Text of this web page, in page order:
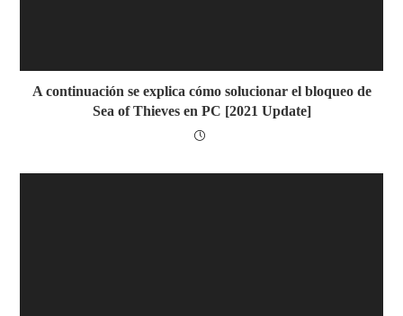
A continuación se explica cómo solucionar el bloqueo de
Sea of ​​Thieves en PC [2021 Update]